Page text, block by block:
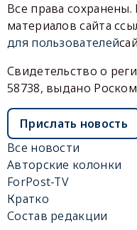
Все права
материалов сайта
для пользователей
Свидетельство о
58738, выдано
Прислать новость
Все новости
Авторские колонки
ForPost-TV
Кратко
Состав редакции